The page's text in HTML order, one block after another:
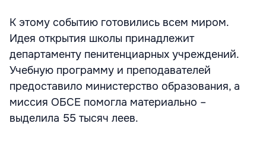
К этому событию готовились всем миром.
Идея открытия школы принадлежит
департаменту пенитенциарных учреждений.
Учебную программу и преподавателей
предоставило министерство образования, а
миссия ОБСЕ помогла материально –
выделила 55 тысяч леев.